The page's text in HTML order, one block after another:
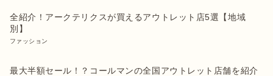
全紹介！アークテリクスが買えるアウトレット店5選【地域
別】
ファッション
最大半額セール！？コールマンの全国アウトレット店舗を紹介